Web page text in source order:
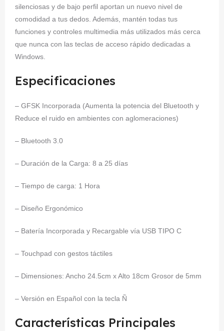
silenciosas y de bajo perfil aportan un nuevo nivel de
comodidad a tus dedos. Además, mantén todas tus
funciones y controles multimedia más utilizados más cerca
que nunca con las teclas de acceso rápido dedicadas a
Windows.
Especificaciones
– GFSK Incorporada (Aumenta la potencia del Bluetooth y
Reduce el ruido en ambientes con aglomeraciones)
– Bluetooth 3.0
– Duración de la Carga: 8 a 25 días
– Tiempo de carga: 1 Hora
– Diseño Ergonómico
– Batería Incorporada y Recargable vía USB TIPO C
– Touchpad con gestos táctiles
– Dimensiones: Ancho 24.5cm x Alto 18cm Grosor de 5mm
– Versión en Español con la tecla Ñ
Características Principales